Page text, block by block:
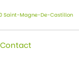
Saint-Magne-De-Castillon
Contact